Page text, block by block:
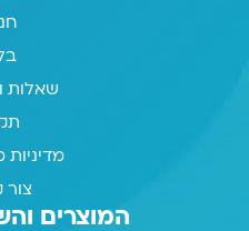
שאלות
המוצרים